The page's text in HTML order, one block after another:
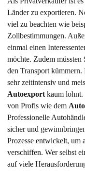
Länder zu exportieren.
viel zu beachten wie
Zollbestimmungen.
einmal einen
möchte. Zudem
den Transport kümmern.
sehr zeitintensiv und
Autoexport kaum lohnt.
von Profis wie dem
Professionelle
sicher und
Prozesse entwickelt, um
verschiffen. Wer selbst
auf viele